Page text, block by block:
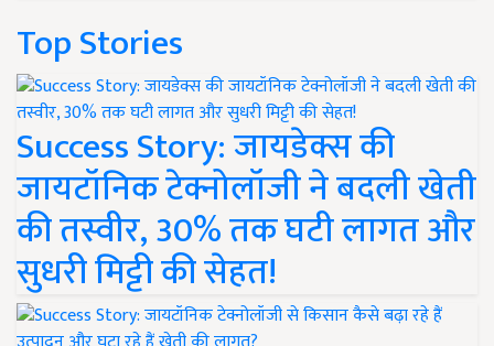
Top Stories
Success Story: जायडेक्स की
जायटॉनिक टेक्नोलॉजी ने बदली खेती
की तस्वीर, 30% तक घटी लागत और
सुधरी मिट्टी की सेहत!